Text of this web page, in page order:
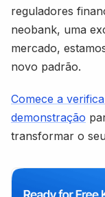
reguladores
neobank, uma
mercado,
novo padrão.
Comece a
demonstração
transformar o